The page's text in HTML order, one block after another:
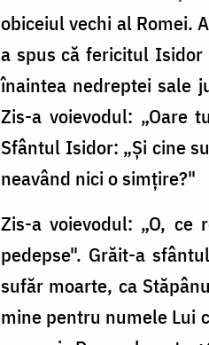
obiceiul vechi al Romei.
a spus că fericitul
înaintea nedreptei sale
Zis-a voievodul: „Oare
Sfântul Isidor: „Și cine
neavând nici o simțire?"
Zis-a voievodul: „O,
pedepse". Grăit-a
sufăr moarte, ca
mine pentru numele Lui